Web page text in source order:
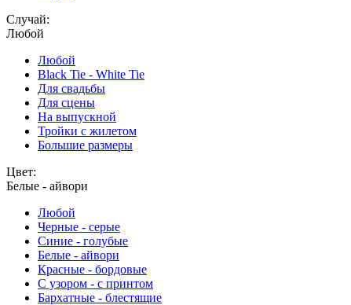
Случай:
Любой
Любой
Black Tie - White Tie
Для свадьбы
Для сцены
На выпускной
Тройки с жилетом
Большие размеры
Цвет:
Белые - айвори
Любой
Черные - серые
Синие - голубые
Белые - айвори
Красные - бордовые
С узором - с принтом
Бархатные - блестящие